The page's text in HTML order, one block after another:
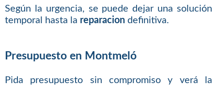
Según la urgencia, se puede dejar una solución
temporal hasta la reparaciondefinitiva.
Presupuesto en Montmeló
Pida presupuesto sin compromiso y verá la